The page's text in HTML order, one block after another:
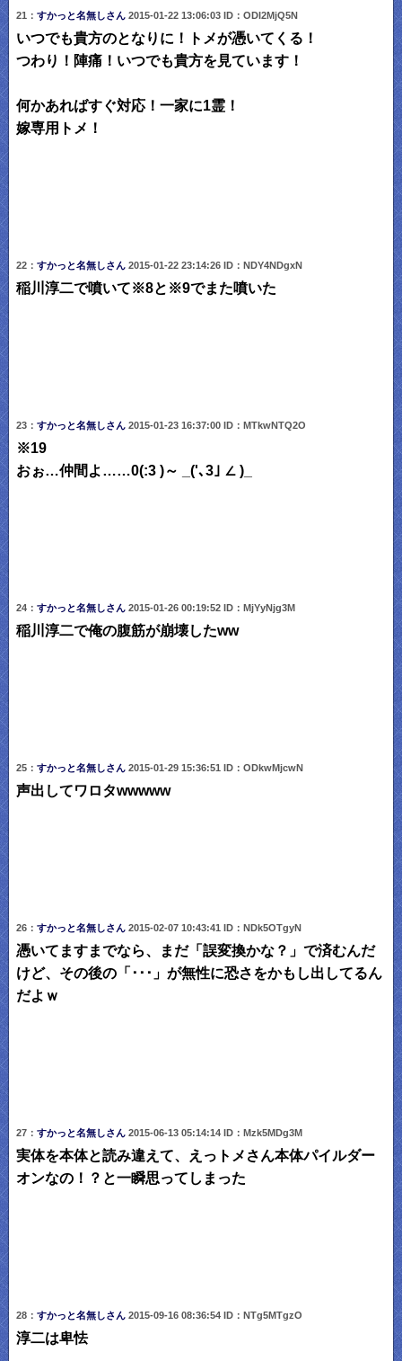
21： すかっと名無しさん 2015-01-22 13:06:03 ID：ODI2MjQ5N
いつでも貴方のとなりに！トメが憑いてくる！
つわり！陣痛！いつでも貴方を見ています！
何かあればすぐ対応！一家に1霊！
嫁専用トメ！
22： すかっと名無しさん 2015-01-22 23:14:26 ID：NDY4NDgxN
稲川淳二で噴いて※8と※9でまた噴いた
23： すかっと名無しさん 2015-01-23 16:37:00 ID：MTkwNTQ2O
※19
おぉ…仲間よ……0(:3 )～ _('､3｣ ∠ )_
24： すかっと名無しさん 2015-01-26 00:19:52 ID：MjYyNjg3M
稲川淳二で俺の腹筋が崩壊したww
25： すかっと名無しさん 2015-01-29 15:36:51 ID：ODkwMjcwN
声出してワロタwwwww
26： すかっと名無しさん 2015-02-07 10:43:41 ID：NDk5OTgyN
憑いてますまでなら、まだ「誤変換かな？」で済むんだ
けど、その後の「･･･」が無性に恐さをかもし出してるん
だよｗ
27： すかっと名無しさん 2015-06-13 05:14:14 ID：Mzk5MDg3M
実体を本体と読み違えて、えっトメさん本体パイルダー
オンなの！？と一瞬思ってしまった
28： すかっと名無しさん 2015-09-16 08:36:54 ID：NTg5MTgzO
淳二は卑怯